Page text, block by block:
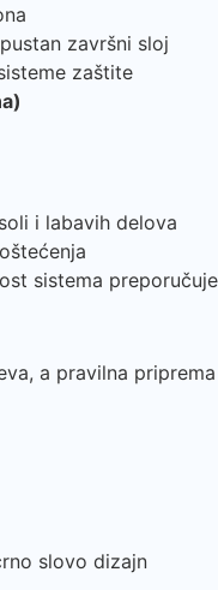
završni sloj
zaštite
i labavih delova
sistema
a pravilna